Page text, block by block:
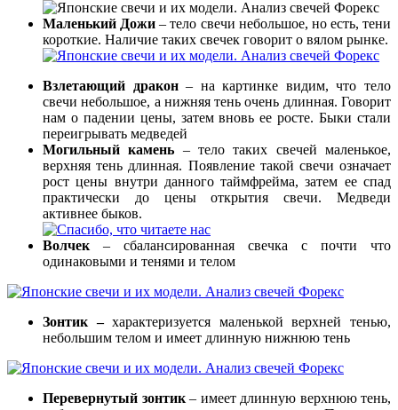
Маленький Дожи – тело свечи небольшое, но есть, тени
короткие. Наличие таких свечек говорит о вялом рынке.
Взлетающий дракон– на картинке видим, что тело
свечи небольшое, а нижняя тень очень длинная. Говорит
нам о падении цены, затем вновь ее росте. Быки стали
переигрывать медведей
Могильный камень – тело таких свечей маленькое,
верхняя тень длинная. Появление такой свечи означает
рост цены внутри данного таймфрейма, затем ее спад
практически до цены открытия свечи. Медведи
активнее быков.
Волчек – сбалансированная свечка с почти что
одинаковыми и тенями и телом
Зонтик –характеризуется маленькой верхней тенью,
небольшим телом и имеет длинную нижнюю тень
Перевернутый зонтик– имеет длинную верхнюю тень,